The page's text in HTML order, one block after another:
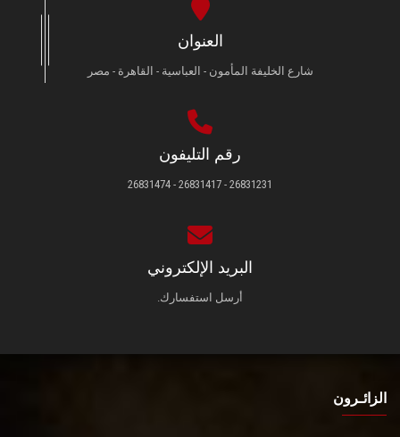
العنوان
شارع الخليفة المأمون - العباسية - القاهرة - مصر
رقم التليفون
26831231 - 26831417 - 26831474
البريد الإلكتروني
أرسل استفسارك.
الزائـرون